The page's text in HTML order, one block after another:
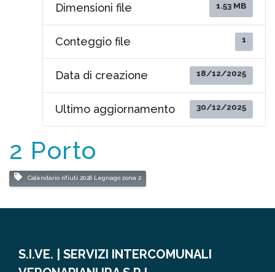
Dimensioni file 1.53 MB
Conteggio file 1
Data di creazione 18/12/2025
Ultimo aggiornamento 30/12/2025
2 Porto
Calendario rifiuti 2026 Legnago zona 2
S.I.VE. | SERVIZI INTERCOMUNALI